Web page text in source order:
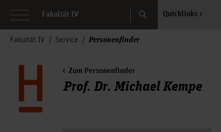
Fakultät IV Search Quicklinks
Fakultät IV Service Personenfinder
Zum Personenfinder
Prof. Dr. Michael Kempe